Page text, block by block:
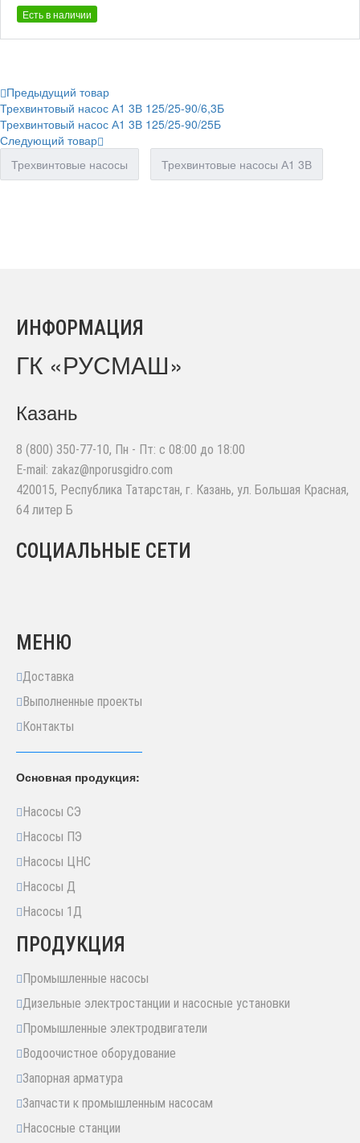
Есть в наличии
Предыдущий товар
Трехвинтовый насос А1 3В 125/25-90/6,3Б
Трехвинтовый насос А1 3В 125/25-90/25Б
Следующий товар
Трехвинтовые насосы
Трехвинтовые насосы А1 3В
ИНФОРМАЦИЯ
ГК «РУСМАШ»
Казань
8 (800) 350-77-10, Пн - Пт: с 08:00 до 18:00
E-mail: zakaz@nporusgidro.com
420015, Республика Татарстан, г. Казань, ул. Большая Красная,
64 литер Б
СОЦИАЛЬНЫЕ СЕТИ
МЕНЮ
Доставка
Выполненные проекты
Контакты
Основная продукция:
Насосы СЭ
Насосы ПЭ
Насосы ЦНС
Насосы Д
Насосы 1Д
ПРОДУКЦИЯ
Промышленные насосы
Дизельные электростанции и насосные установки
Промышленные электродвигатели
Водоочистное оборудование
Запорная арматура
Запчасти к промышленным насосам
Насосные станции